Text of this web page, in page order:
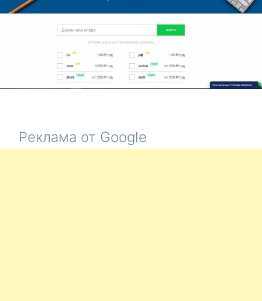
Реклама от Google